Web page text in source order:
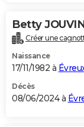
Betty
Créer une
Naissance
17/11/1982 à
Décès
08/06/2024 à